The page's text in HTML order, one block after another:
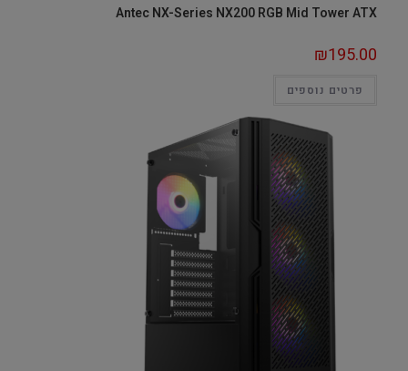
Antec NX-Series NX200 RGB Mid Tower ATX
₪195.00
פרטים נוספים